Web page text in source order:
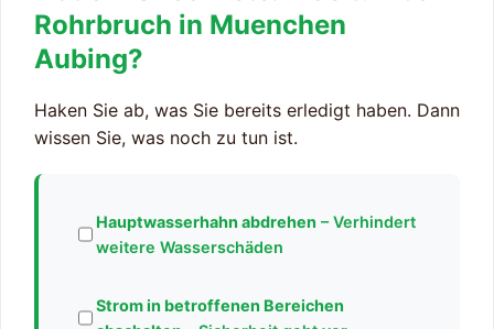
Rohrbruch in Muenchen
Aubing?
Haken Sie ab, was Sie bereits erledigt haben. Dann
wissen Sie, was noch zu tun ist.
Hauptwasserhahn abdrehen – Verhindert
weitere Wasserschäden
Strom in betroffenen Bereichen